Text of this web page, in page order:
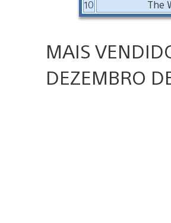
10
The
MAIS
DEZEMBRO